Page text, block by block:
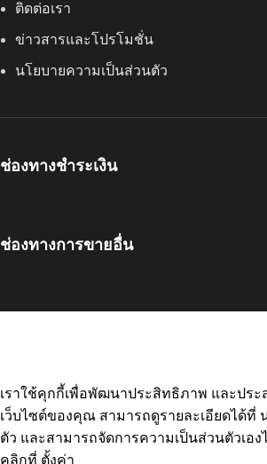
ติดต่อเรา
ข่าวสารและโปรโมชั่น
นโยบายความเป็นส่วนตัว
ช่องทางชำระเงิน
ช่องทางการขายอื่น
เราใช้คุกกี้เพื่อพัฒนาประสิทธิภาพ และปร
เว็บไซต์ของคุณ สามารถดูรายละเอียดได้ที่
ตัว และสามารถจัดการความเป็นส่วนตัวเอ
คลิกที่ ตั้งค่า